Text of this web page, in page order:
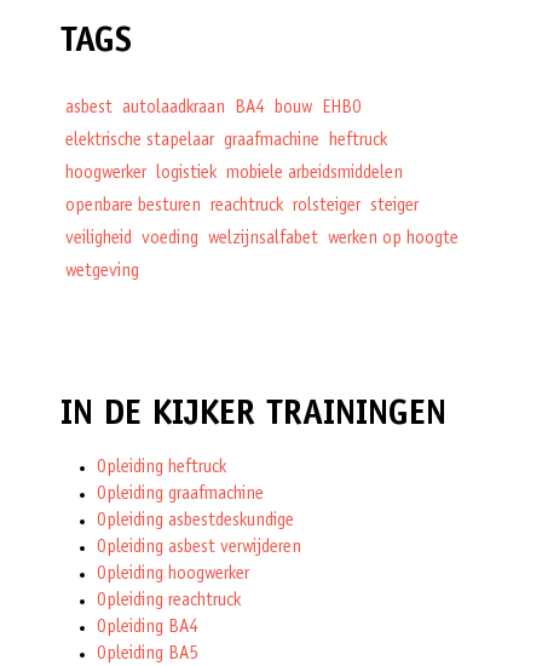
TAGS
asbest autolaadkraan BA4 bouw EHBO
elektrische stapelaar graafmachine heftruck
hoogwerker logistiek mobiele arbeidsmiddelen
openbare besturen reachtruck rolsteiger steiger
veiligheid voeding welzijnsalfabet werken op hoogte
wetgeving
IN DE KIJKER TRAININGEN
Opleiding heftruck
Opleiding graafmachine
Opleiding asbestdeskundige
Opleiding asbest verwijderen
Opleiding hoogwerker
Opleiding reachtruck
Opleiding BA4
Opleiding BA5